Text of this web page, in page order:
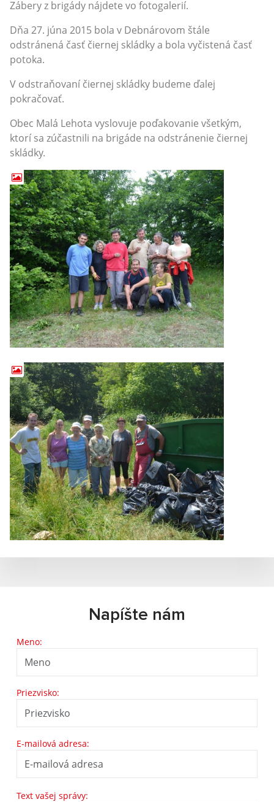
Zábery z brigády nájdete vo fotogalerií.
Dňa 27. júna 2015 bola v Debnárovom štále
odstránená časť čiernej skládky a bola vyčistená časť
potoka.
V odstraňovaní čiernej skládky budeme ďalej
pokračovať.
Obec Malá Lehota vyslovuje poďakovanie všetkým,
ktorí sa zúčastnili na brigáde na odstránenie čiernej
skládky.
Napíšte nám
Meno:
Priezvisko:
E-mailová adresa:
Text vašej správy: